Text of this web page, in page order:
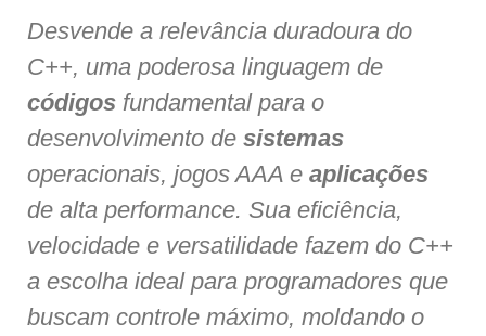
Desvende a relevância duradoura do
C++, uma poderosa linguagem de
códigos fundamental para o
desenvolvimento de sistemas
operacionais, jogos AAA e aplicações
de alta performance. Sua eficiência,
velocidade e versatilidade fazem do C++
a escolha ideal para programadores que
buscam controle máximo, moldando o